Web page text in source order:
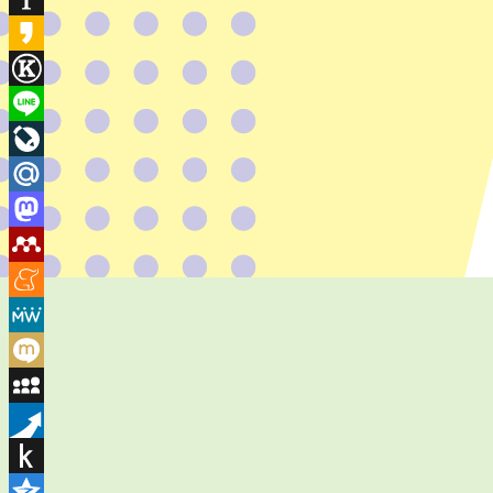
Instapaper
Kakao
Known
Line
LiveJournal
Mail.Ru
Mastodon
Mendeley
Meneame
MeWe
Mixi
MySpace
Pusha